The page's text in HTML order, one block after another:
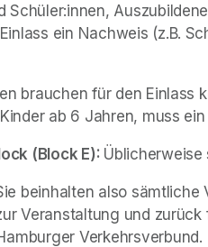
Schüler:innen,
ein Nachweis (z.B.
ab 6 Jahren, muss
(Block E): Üblicherweise
beinhalten also
Veranstaltung und
Verkehrsverbund.